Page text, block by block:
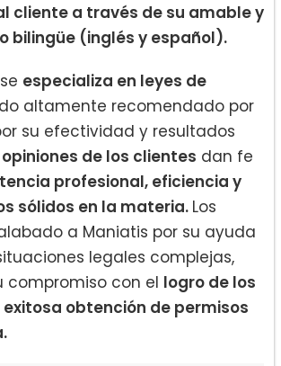
cliente a través de su amable y
bilingüe (inglés y español).
especializa en leyes de
altamente recomendado por
su efectividad y resultados
opiniones de los clientes dan fe
profesional, eficiencia y
sólidos en la materia. Los
a Maniatis por su ayuda
legales complejas,
compromiso con el logro de los
obtención de permisos